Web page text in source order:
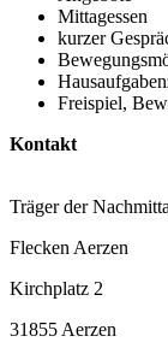
Mittagessen
kurzer
Freispiel,
Kontakt
Träger der
Flecken Aerzen
Kirchplatz 2
31855 Aerzen